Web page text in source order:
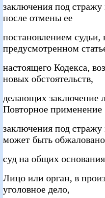
заключения под стражу
после отмены ее
постановлением
предусмотренном
настоящего Кодекса,
новых обстоятельств,
делающих заключение
Повторное применение
заключения под стражу
может быть
суд на общих
Лицо или орган, в
уголовное дело,